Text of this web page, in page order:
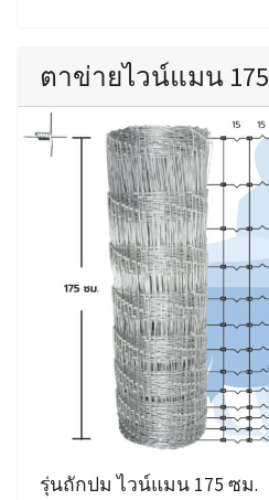
ตาข่ายไวน์แมน 175
รุ่นถักปม ไวน์แมน 175 ซม.